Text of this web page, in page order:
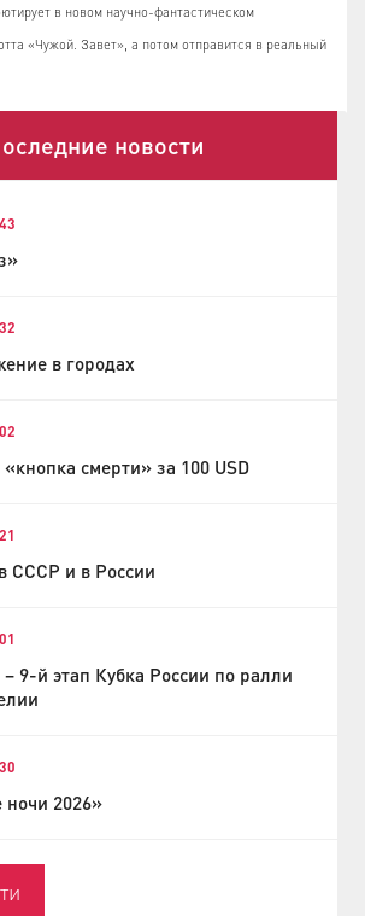
в новом научно-фантастическом
«Чужой. Завет», а потом отправится в реальный
новости
в городах
смерти» за 100 USD
СССР и в России
9-й этап Кубка России по ралли
2026»